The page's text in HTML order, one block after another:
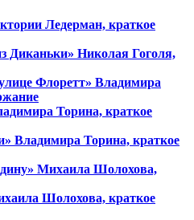
Ледерман, краткое
Диканьки» Николая Гоголя,
Флоретт» Владимира
Торина, краткое
Владимира Торина, краткое
Михаила Шолохова,
Шолохова, краткое